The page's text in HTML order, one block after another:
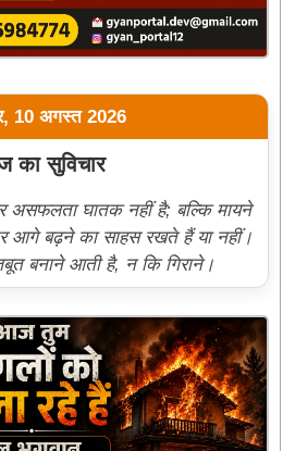
10 अगस्त 2026
का सुविचार
असफलता घातक नहीं है; बल्कि मायने
आगे बढ़ने का साहस रखते हैं या नहीं।
बनाने आती है, न कि गिराने।